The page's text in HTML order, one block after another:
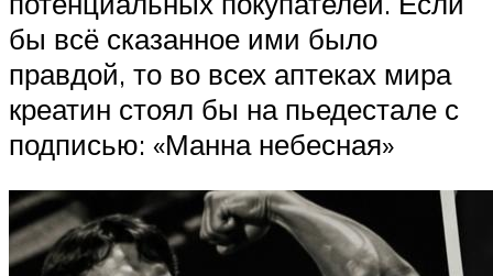
бы всё сказанное ими было
правдой, то во всех аптеках мира
креатин стоял бы на пьедестале с
подписью: «Манна небесная»